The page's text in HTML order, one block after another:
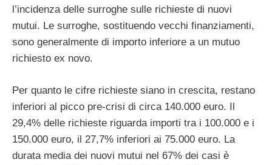
l’incidenza delle surroghe sulle richieste di nuovi
mutui. Le surroghe, sostituendo vecchi finanziamenti,
sono generalmente di importo inferiore a un mutuo
richiesto ex novo.
Per quanto le cifre richieste siano in crescita, restano
inferiori al picco pre-crisi di circa 140.000 euro. Il
29,4% delle richieste riguarda importi tra i 100.000 e i
150.000 euro, il 27,7% inferiori ai 75.000 euro. La
durata media dei nuovi mutui nel 67% dei casi è